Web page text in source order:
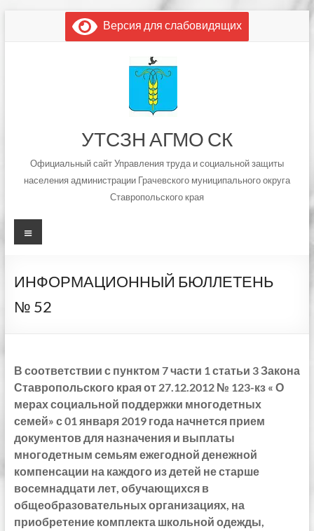
содержимому
Версия для слабовидящих
УТСЗН АГМО СК
Официальный сайт Управления труда и социальной защиты
населения администрации Грачевского муниципального округа
Ставропольского края
Меню
ИНФОРМАЦИОННЫЙ БЮЛЛЕТЕНЬ
№ 52
В соответствии с пунктом 7 части 1 статьи 3 Закона
Ставропольского края от 27.12.2012 № 123-кз « О
мерах социальной поддержки многодетных
семей» с 01 января 2019 года начнется прием
документов для назначения и выплаты
многодетным семьям ежегодной денежной
компенсации на каждого из детей не старше
восемнадцати лет, обучающихся в
общеобразовательных организациях, на
приобретение комплекта школьной одежды,